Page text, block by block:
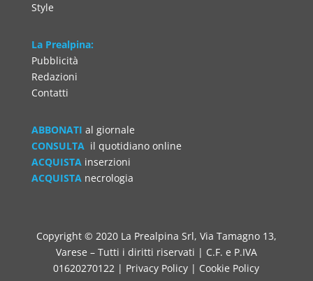
Style
La Prealpina:
Pubblicità
Redazioni
Contatti
ABBONATI al giornale
CONSULTA il quotidiano online
ACQUISTAinserzioni
ACQUISTA necrologia
Copyright © 2020 La Prealpina Srl, Via Tamagno 13,
Varese – Tutti i diritti riservati | C.F. e P.IVA
01620270122 | Privacy Policy | Cookie Policy